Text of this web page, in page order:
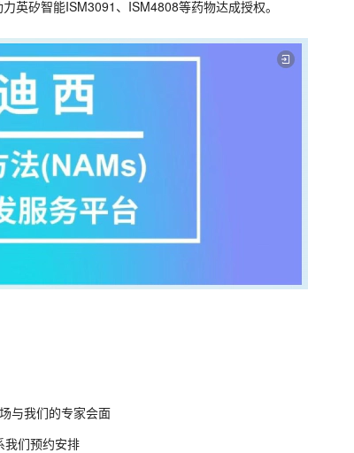
英矽智能ISM3091、ISM4808等药物达成授权。
与我们的专家会面
我们预约安排